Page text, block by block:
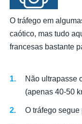
O tráfego em
caótico, mas tudo
francesas bastante
Não ultrapasse
(apenas 40-50
O tráfego